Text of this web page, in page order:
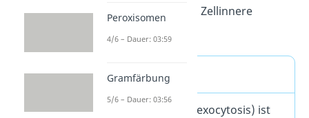
von Vesikeln in das Zellinnere
Definition
Exozytose (engl. exocytosis) ist
Peroxisomen
4/6 – Dauer: 03:59
Gramfärbung
5/6 – Dauer: 03:56